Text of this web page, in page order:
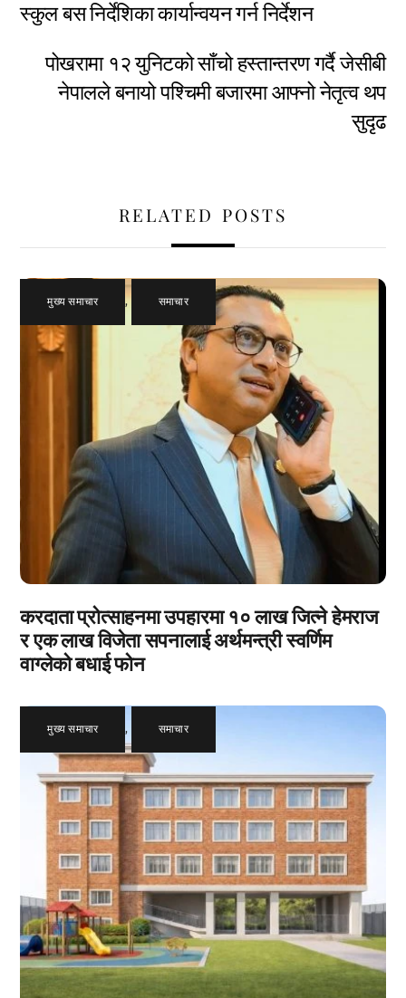
स्कुल बस निर्देशिका कार्यान्वयन गर्न निर्देशन
पोखरामा १२ युनिटको साँचो हस्तान्तरण गर्दै जेसीबी
नेपालले बनायो पश्चिमी बजारमा आफ्नो नेतृत्व थप
सुदृढ
RELATED POSTS
मुख्य समाचार , समाचार
करदाता प्रोत्साहनमा उपहारमा १० लाख जित्ने हेमराज
र एक लाख विजेता सपनालाई अर्थमन्त्री स्वर्णिम
वाग्लेको बधाई फोन
मुख्य समाचार , समाचार